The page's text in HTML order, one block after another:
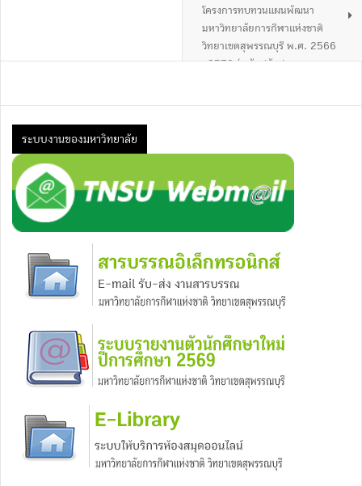
โครงการทบทวนแผนพัฒนา
มหาวิทยาลัยการกีฬาแห่งชาติ
วิทยาเขตสุพรรณบุรี พ.ศ. 2566
-2570 (ฉบับปรับปรุง
แซนด์ โมราด้า พัทยา อำเภอ
ระบบงานของมหาวิทยาลัย